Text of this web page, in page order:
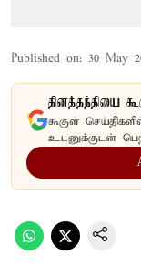
Published on: 30 May
தினத்தந்தியை
கூகுள்
உடனுக்குடன்